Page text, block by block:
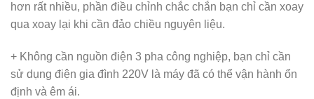
hơn rất nhiều, phần điều chỉnh chắc chắn bạn chỉ cần xoay
qua xoay lại khi cần đảo chiều nguyên liệu.
+ Không cần nguồn điện 3 pha công nghiệp, bạn chỉ cần
sử dụng điện gia đình 220V là máy đã có thể vận hành ổn
định và êm ái.